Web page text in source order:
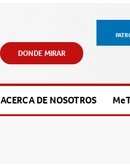
DONDE MIRAR
ACERCA DE NOSOTROS Me